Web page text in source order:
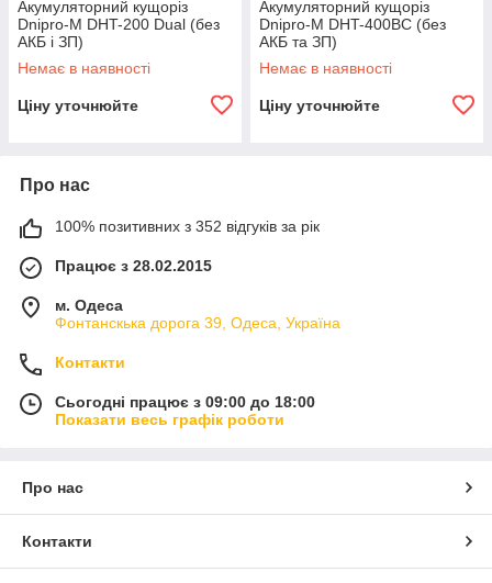
Акумуляторний кущоріз
Dnipro-M DHT-200 Dual (без
АКБ і ЗП)
Немає в наявності
Ціну уточнюйте
Акумуляторний кущоріз
Dnipro-M DHT-400BC (без
АКБ та ЗП)
Немає в наявності
Ціну уточнюйте
Про нас
100% позитивних з 352 відгуків за рік
Працює з 28.02.2015
м. Одеса
Фонтанскька дорога 39, Одеса, Україна
Контакти
Сьогодні працює з 09:00 до 18:00
Показати весь графік роботи
Про нас
Контакти